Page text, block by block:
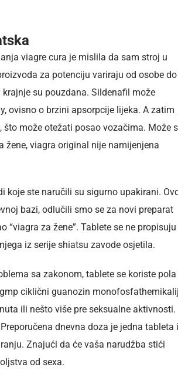
viagre cura je mislila da sam stroj u
za potenciju variraju od osobe do
su pouzdana. Sildenafil može
ovisno o brzini apsorpcije lijeka. A zatim
može otežati posao vozačima. Može
viagra original nije namijenjena
koje ste naručili su sigurno upakirani.
bazi, odlučili smo se za novi preparat
za žene”. Tablete se ne propisuju
iz serije shiatsu zavode osjetila.
sa zakonom, tablete se koriste pola
ciklični guanozin
ili nešto više pre seksualne aktivnosti.
dnevna doza je jedna tableta i
Znajući da će vaša narudžba stići
od sexa.